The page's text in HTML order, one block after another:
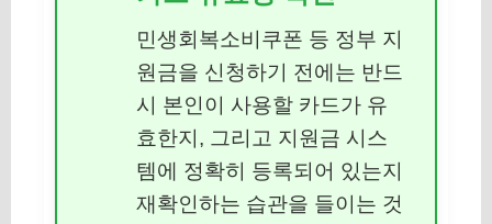
민생회복소비쿠폰 등 정부 지
원금을 신청하기 전에는 반드
시 본인이 사용할 카드가 유
효한지, 그리고 지원금 시스
템에 정확히 등록되어 있는지
재확인하는 습관을 들이는 것